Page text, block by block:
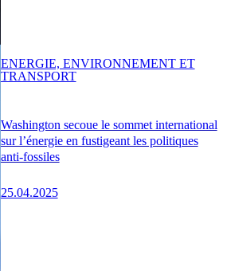
Washington secoue le sommet international
sur l’énergie en fustigeant les politiques
anti-fossiles
25.04.2025
ENERGIE, ENVIRONNEMENT ET
TRANSPORT